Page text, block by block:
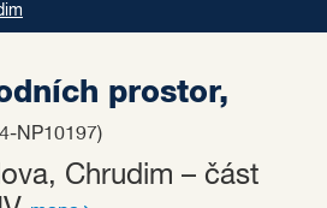
prostor,
NP10197)
Chrudim – část